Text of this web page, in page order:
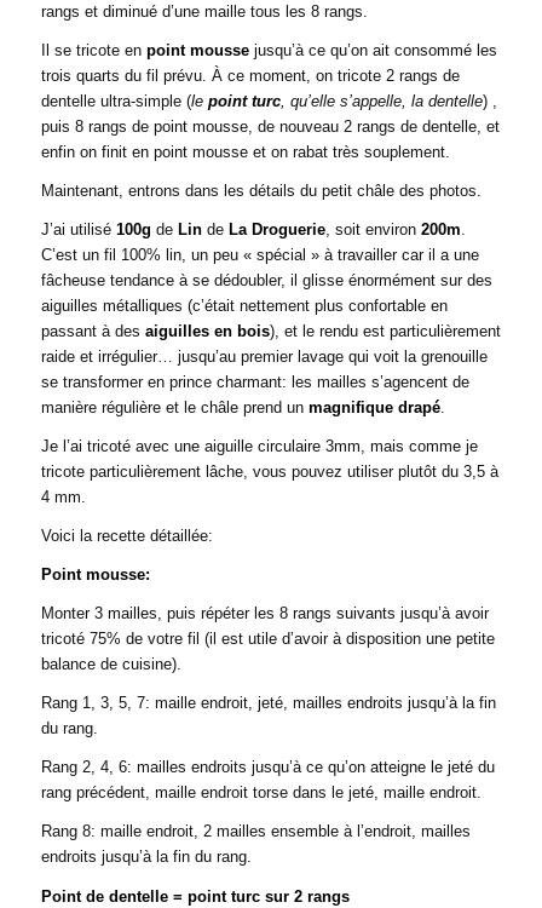
rangs et diminué d’une maille tous les 8 rangs.
Il se tricote en point moussejusqu’à ce qu’on ait consommé les
trois quarts du fil prévu. À ce moment, on tricote 2 rangs de
dentelle ultra-simple (le point turc, qu’elle s’appelle, la dentelle) ,
puis 8 rangs de point mousse, de nouveau 2 rangs de dentelle, et
enfin on finit en point mousse et on rabat très souplement.
Maintenant, entrons dans les détails du petit châle des photos.
J’ai utilisé 100g de Linde La Droguerie, soit environ 200m.
C’est un fil 100% lin, un peu « spécial » à travailler car il a une
fâcheuse tendance à se dédoubler, il glisse énormément sur des
aiguilles métalliques (c’était nettement plus confortable en
passant à des aiguilles en bois), et le rendu est particulièrement
raide et irrégulier… jusqu’au premier lavage qui voit la grenouille
se transformer en prince charmant: les mailles s’agencent de
manière régulière et le châle prend un magnifique drapé.
Je l’ai tricoté avec une aiguille circulaire 3mm, mais comme je
tricote particulièrement lâche, vous pouvez utiliser plutôt du 3,5 à
4 mm.
Voici la recette détaillée:
Point mousse:
Monter 3 mailles, puis répéter les 8 rangs suivants jusqu’à avoir
tricoté 75% de votre fil (il est utile d’avoir à disposition une petite
balance de cuisine).
Rang 1, 3, 5, 7: maille endroit, jeté, mailles endroits jusqu’à la fin
du rang.
Rang 2, 4, 6: mailles endroits jusqu’à ce qu’on atteigne le jeté du
rang précédent, maille endroit torse dans le jeté, maille endroit.
Rang 8: maille endroit, 2 mailles ensemble à l’endroit, mailles
endroits jusqu’à la fin du rang.
Point de dentelle = point turc sur 2 rangs